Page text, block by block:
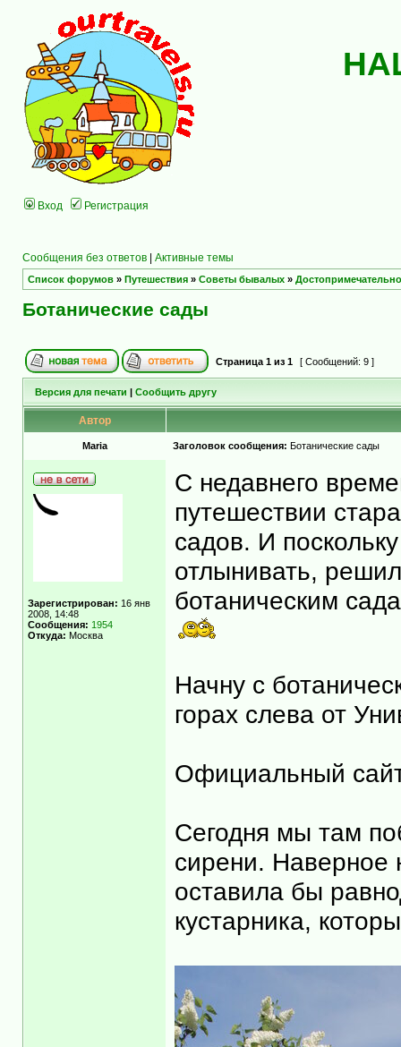
Вход Регистрация
Сообщения без ответов | Активные темы
Список форумов » Путешествия » Советы бывалых »
Ботанические сады
Страница 1 из 1 [ Сообщений: 9 ]
Версия для печати | Сообщить другу
Автор
Maria Заголовок сообщения: Ботанические сады
Зарегистрирован: 16 янв
2008, 14:48
Сообщения: 1954
Откуда: Москва
С недавнего
путешествии
садов. И
отлынивать,
ботаническим
Начну с
горах слева от
Официальный
Сегодня мы там
сирени. Наверное
оставила бы
кустарника,